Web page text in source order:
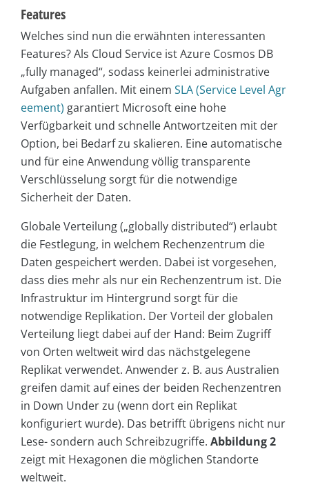
Features
Welches sind nun die erwähnten interessanten
Features? Als Cloud Service ist Azure Cosmos DB
„fully managed“, sodass keinerlei administrative
Aufgaben anfallen. Mit einem SLA (Service Level Agr
eement) garantiert Microsoft eine hohe
Verfügbarkeit und schnelle Antwortzeiten mit der
Option, bei Bedarf zu skalieren. Eine automatische
und für eine Anwendung völlig transparente
Verschlüsselung sorgt für die notwendige
Sicherheit der Daten.
Globale Verteilung („globally distributed“) erlaubt
die Festlegung, in welchem Rechenzentrum die
Daten gespeichert werden. Dabei ist vorgesehen,
dass dies mehr als nur ein Rechenzentrum ist. Die
Infrastruktur im Hintergrund sorgt für die
notwendige Replikation. Der Vorteil der globalen
Verteilung liegt dabei auf der Hand: Beim Zugriff
von Orten weltweit wird das nächstgelegene
Replikat verwendet. Anwender z. B. aus Australien
greifen damit auf eines der beiden Rechenzentren
in Down Under zu (wenn dort ein Replikat
konfiguriert wurde). Das betrifft übrigens nicht nur
Lese- sondern auch Schreibzugriffe. Abbildung 2
zeigt mit Hexagonen die möglichen Standorte
weltweit.